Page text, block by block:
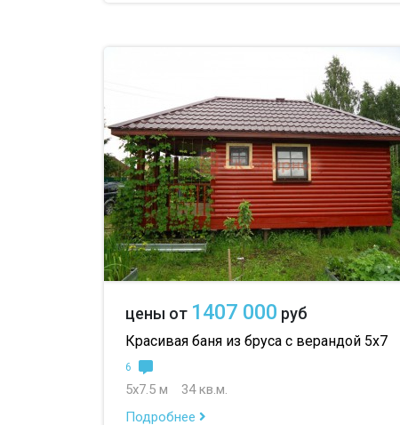
цены от 1407 000 руб
Красивая баня из бруса с верандой 5х7
6
5х7.5 м
34 кв.м.
Подробнее